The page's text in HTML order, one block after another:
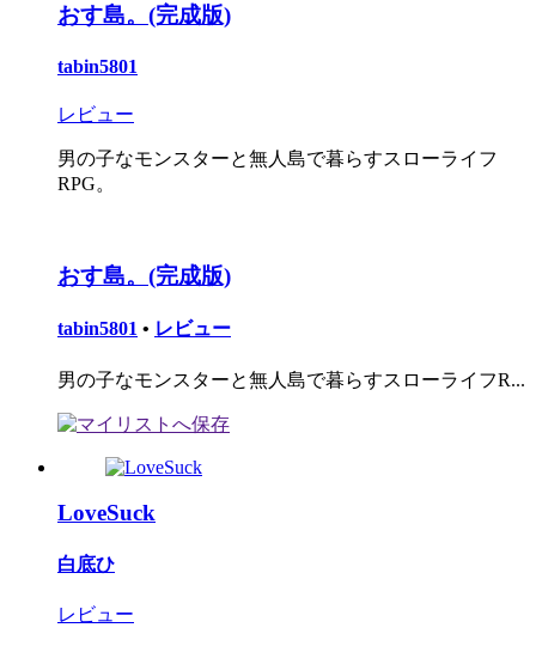
おす島。(完成版)
tabin5801
レビュー
男の子なモンスターと無人島で暮らすスローライフ
RPG。
おす島。(完成版)
tabin5801 • レビュー
男の子なモンスターと無人島で暮らすスローライフR...
LoveSuck
白底ひ
レビュー